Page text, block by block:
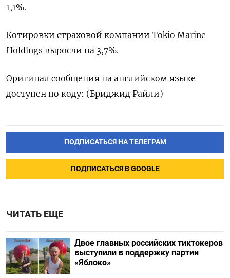
1,1%.
Котировки страховой компании Tokio Marine
Holdings выросли на 3,7%.
Оригинал сообщения на английском языке
доступен по коду: (Бриджид Райли)
ПОДПИСАТЬСЯ НА ТЕЛЕГРАМ
ПОДПИСАТЬСЯ В GOOGLE
ЧИТАТЬ ЕЩЕ
Двое главных российских тиктокеров
выступили в поддержку партии
«Яблоко»